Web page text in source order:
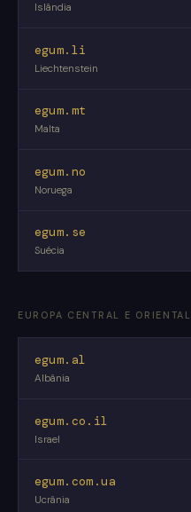
Islândia
egum.li
Liechtenstein
egum.mt
Malta
egum.no
Noruega
egum.se
Suécia
EUROPA CENTRAL E ORIENTAL
egum.al
Albânia
egum.co.il
Israel
egum.com.ua
Ucrânia